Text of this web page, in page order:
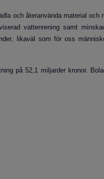
och återanvända material och
vattenrening samt
likaväl som för oss
på 52,1 miljarder kronor.